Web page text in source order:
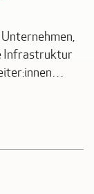
Infrastruktur